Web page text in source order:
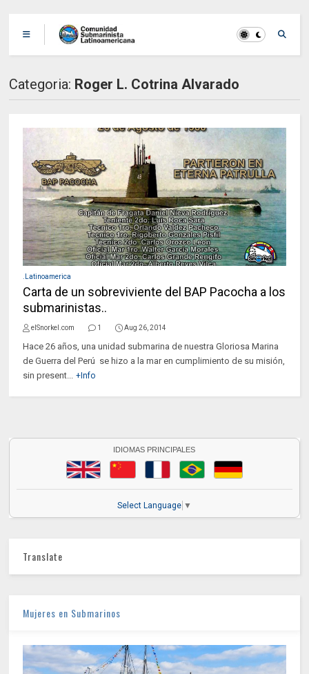
Categoria: Roger L. Cotrina Alvarado
.Latinoamerica
Carta de un sobreviviente del BAP Pacocha a los
submarinistas..
elSnorkel.com 1 Aug 26, 2014
Hace 26 años, una unidad submarina de nuestra Gloriosa Marina
de Guerra del Perú se hizo a la mar en cumplimiento de su misión,
sin present... +Info
IDIOMAS PRINCIPALES
Select Language ▼
Translate
Mujeres en Submarinos